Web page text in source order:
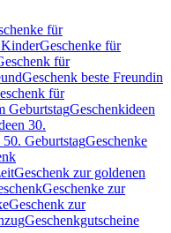
für
Geschenke für
für
Geschenk beste Freundin
für
GeburtstagGeschenkideen
30.
GeburtstagGeschenke
Geschenk zur goldenen
Geschenke zur
Geschenk zur
Geschenkgutscheine